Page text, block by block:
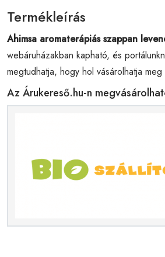
Termékleírás
Ahimsa aromaterápiás szappan
webáruházakban kapható, és
megtudhatja, hogy hol vásárolhatja
Az Árukereső.hu-n